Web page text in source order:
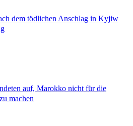
dem tödlichen Anschlag in Kyjiw
auf, Marokko nicht für die
machen